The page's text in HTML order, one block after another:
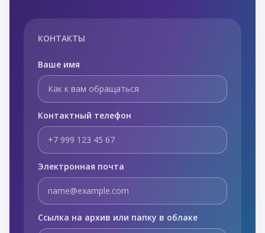
КОНТАКТЫ
Ваше имя
Контактный телефон
Электронная почта
Ссылка на архив или папку в облаке